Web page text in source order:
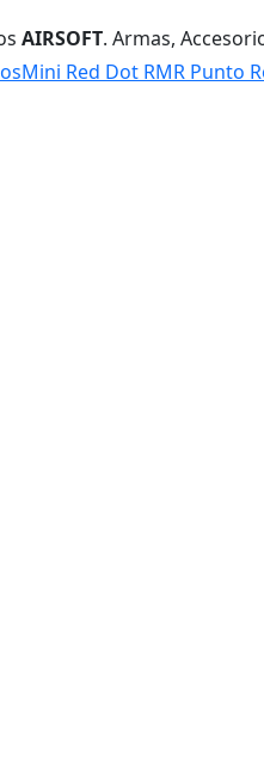
AIRSOFT. Armas,
Mini Red Dot RMR Punto